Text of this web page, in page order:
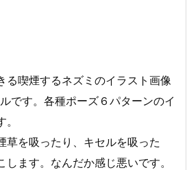
る喫煙するネズミのイラスト画像
です。各種ポーズ６パターンのイ
草を吸ったり、キセルを吸った
します。なんだか感じ悪いです。